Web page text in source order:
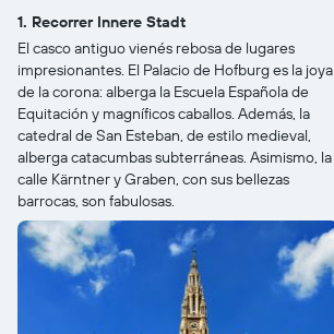
1. Recorrer Innere Stadt
El casco antiguo vienés rebosa de lugares
impresionantes. El Palacio de Hofburg es la joya
de la corona: alberga la Escuela Española de
Equitación y magníficos caballos. Además, la
catedral de San Esteban, de estilo medieval,
alberga catacumbas subterráneas. Asimismo, la
calle Kärntner y Graben, con sus bellezas
barrocas, son fabulosas.